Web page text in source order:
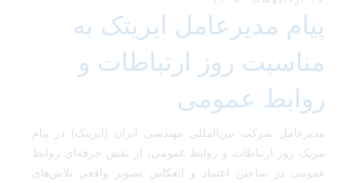
پیام مدیرعامل ایریتک به
مناسبت روز ارتباطات و
روابط عمومی
مدیرعامل شرکت بین‌المللی مهندسی ایران (ایریتک) در پیام
تبریک روز ارتباطات و روابط عمومی، از نقش حرفه‌ای روابط
عمومی در ساختن اعتماد و انعکاس تصویر واقعی تلاش‌های